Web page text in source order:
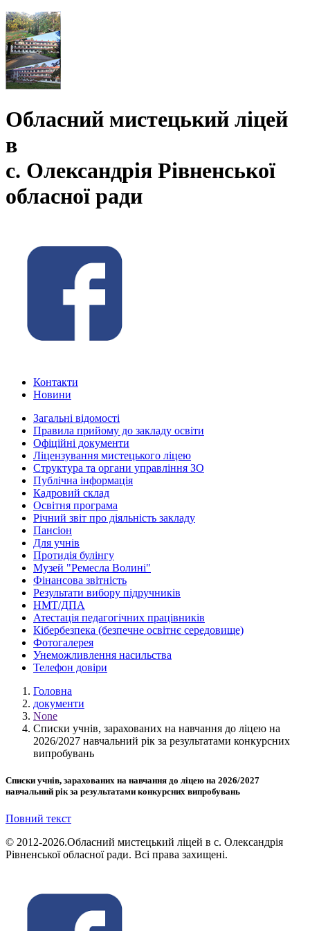
Обласний мистецький ліцей
в
с. Олександрія Рівненської
обласної ради
Контакти
Новини
Загальні відомості
Правила прийому до закладу освіти
Офіційні документи
Ліцензування мистецького ліцею
Структура та органи управління ЗО
Публічна інформація
Кадровий склад
Освітня програма
Річний звіт про діяльність закладу
Пансіон
Для учнів
Протидія булінгу
Музей "Ремесла Волині"
Фінансова звітність
Результати вибору підручників
НМТ/ДПА
Атестація педагогічних працівників
Кібербезпека (безпечне освітнє середовище)
Фотогалерея
Унеможливлення насильства
Телефон довіри
Головна
документи
None
Списки учнів, зарахованих на навчання до ліцею на
2026/2027 навчальний рік за результатами конкурсних
випробувань
Списки учнів, зарахованих на навчання до ліцею на 2026/2027
навчальний рік за результатами конкурсних випробувань
Повний текст
© 2012-2026.Обласний мистецький ліцей в с. Олександрія
Рівненської обласної ради. Всі права захищені.